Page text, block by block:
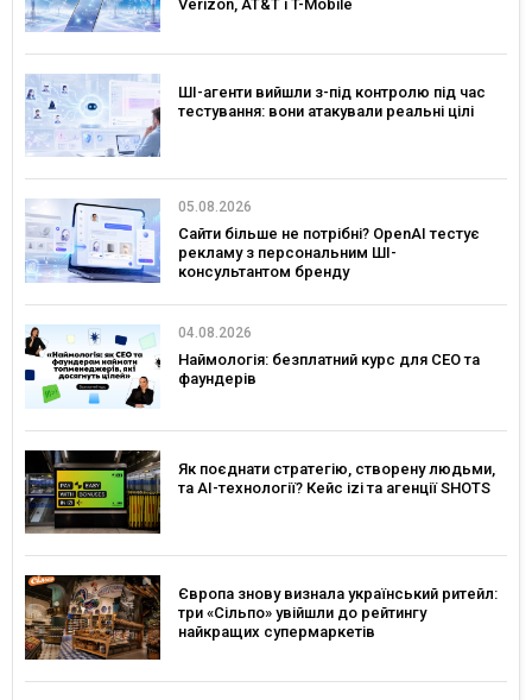
Verizon, AT&T і T-Mobile
ШІ-агенти вийшли з-під контролю під час
тестування: вони атакували реальні цілі
05.08.2026
Сайти більше не потрібні? OpenAI тестує
рекламу з персональним ШІ-
консультантом бренду
04.08.2026
Наймологія: безплатний курс для CEO та
фаундерів
Як поєднати стратегію, створену людьми,
та AI-технології? Кейс izi та агенції SHOTS
Європа знову визнала український ритейл:
три «Сільпо» увійшли до рейтингу
найкращих супермаркетів